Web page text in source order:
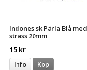
Indonesisk Pärla Blå med
strass 20mm
15 kr
Info Köp